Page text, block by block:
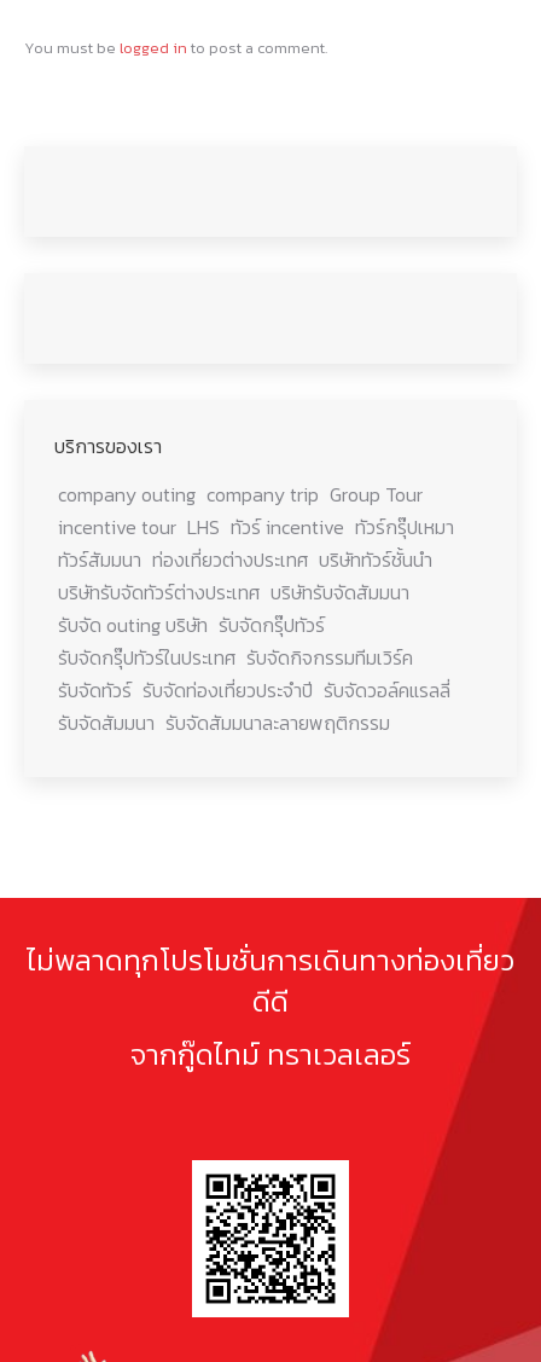
You must be logged in to post a comment.
บริการของเรา
company outing company trip Group Tour
incentive tour LHS ทัวร์ incentive ทัวร์กรุ๊ปเหมา
ทัวร์สัมมนา ท่องเที่ยวต่างประเทศ บริษัททัวร์ชั้นนำ
บริษัทรับจัดทัวร์ต่างประเทศ บริษัทรับจัดสัมมนา
รับจัด outing บริษัท รับจัดกรุ๊ปทัวร์
รับจัดกรุ๊ปทัวร์ในประเทศ รับจัดกิจกรรมทีมเวิร์ค
รับจัดทัวร์ รับจัดท่องเที่ยวประจำปี รับจัดวอล์คแรลลี่
รับจัดสัมมนา รับจัดสัมมนาละลายพฤติกรรม
ไม่พลาดทุกโปรโมชั่นการเดินทางท่องเที่ยว
ดีดี
จากกู๊ดไทม์ ทราเวลเลอร์